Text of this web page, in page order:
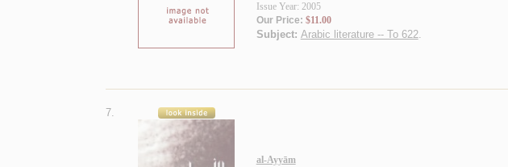
Issue Year: 2005
Our Price: $11.00
Subject: Arabic literature -- To 622.
7.
al-Ayyām